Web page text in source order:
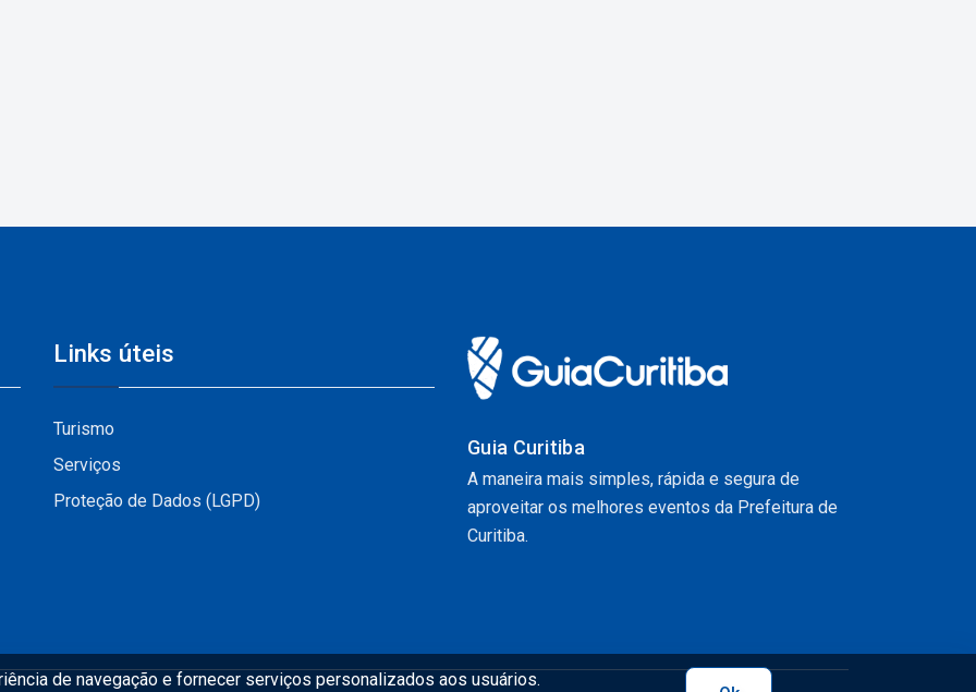
de navegação e fornecer serviços personalizados aos usuários.
Links úteis
Turismo
Serviços
Proteção de Dados (LGPD)
Guia Curitiba
A maneira mais simples, rápida e segura de
aproveitar os melhores eventos da Prefeitura de
Curitiba.